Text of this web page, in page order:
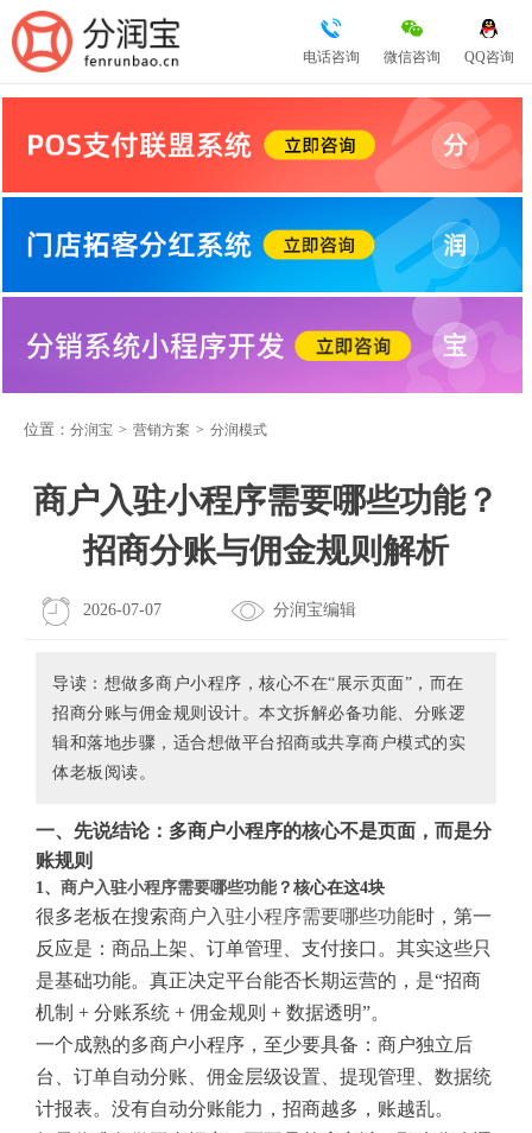
QQ咨询
微信咨询
电话咨询
位置： 分润宝 > 营销方案 > 分润模式
商户入驻小程序需要哪些功能？
招商分账与佣金规则解析
2026-07-07 分润宝编辑
导读：想做多商户小程序，核心不在“展示页面”，而在
招商分账与佣金规则设计。本文拆解必备功能、分账逻
辑和落地步骤，适合想做平台招商或共享商户模式的实
体老板阅读。
一、先说结论：多商户小程序的核心不是页面，而是分
账规则
1、 商户入驻小程序需要哪些功能？核心在这4块
很多老板在搜索商户入驻小程序需要哪些功能时，第一
反应是：商品上架、订单管理、支付接口。其实这些只
是基础功能。真正决定平台能否长期运营的，是“招商
机制 + 分账系统 + 佣金规则 + 数据透明”。
一个成熟的多商户小程序，至少要具备：商户独立后
台、订单自动分账、佣金层级设置、提现管理、数据统
计报表。没有自动分账能力，招商越多，账越乱。